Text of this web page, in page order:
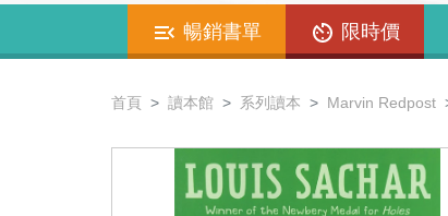
暢銷書單 限時價
首頁 讀本館 系列讀本 Marvin Redpost